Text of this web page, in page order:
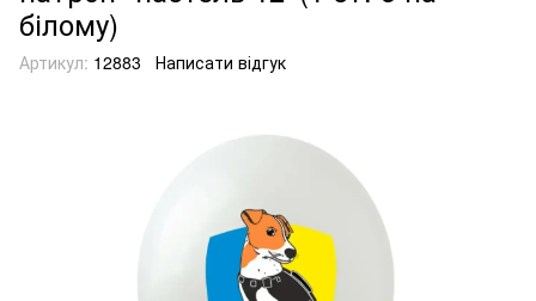
білому)
Артикул: 12883 Написати відгук